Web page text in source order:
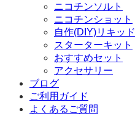
ニコチンソルト
ニコチンショット
自作(DIY)リキッド
スターターキット
おすすめセット
アクセサリー
ブログ
ご利用ガイド
よくあるご質問